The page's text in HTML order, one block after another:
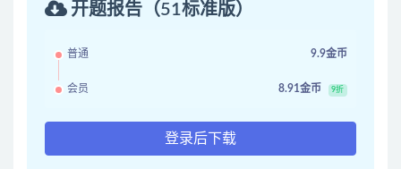
开题报告（51标准版）
普通 9.9金币
会员 8.91金币 9折
登录后下载